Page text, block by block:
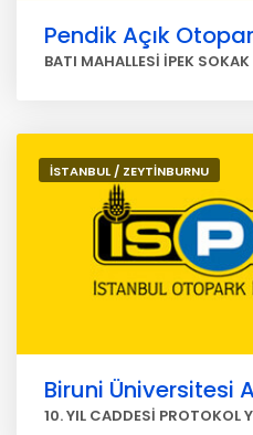
Pendik Açık
BATI MAHALLESİ İPEK
İSTANBUL / ZEYTİNBURNU
Biruni Üniversitesi
10. YIL CADDESİ PROTOKOL